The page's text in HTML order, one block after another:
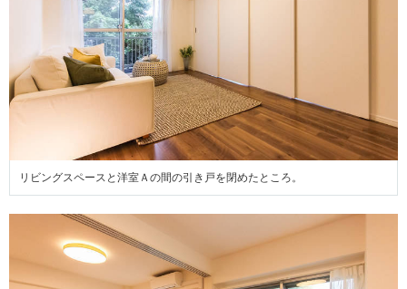
リビングスペースと洋室Ａの間の引き戸を閉めたところ。